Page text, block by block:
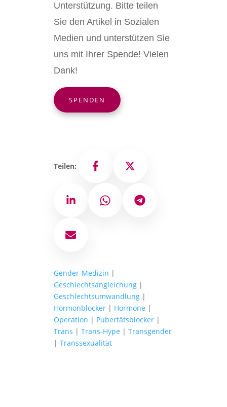
Unterstützung. Bitte teilen
Sie den Artikel in Sozialen
Medien und unterstützen Sie
uns mit Ihrer Spende! Vielen
Dank!
SPENDEN
Teilen: Facebook X
LinkedIn WhatsAppTelegram
E-Mail
Gender-Medizin |
Geschlechtsangleichung|
Geschlechtsumwandlung|
Hormonblocker| Hormone |
Operation | Pubertätsblocker|
Trans | Trans-Hype | Transgender
| Transsexualität